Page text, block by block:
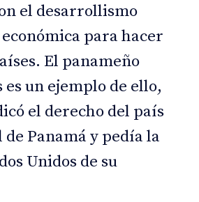
el desarrollismo
para hacer
El panameño
un ejemplo de ello,
el derecho del país
de Panamá y pedía la
Unidos de su